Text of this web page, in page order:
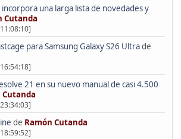
una larga lista de novedades y
Cutanda
para Samsung Galaxy S26 Ultrade
21 en su nuevo manual de casi 4.500
Cutanda
de Ramón Cutanda